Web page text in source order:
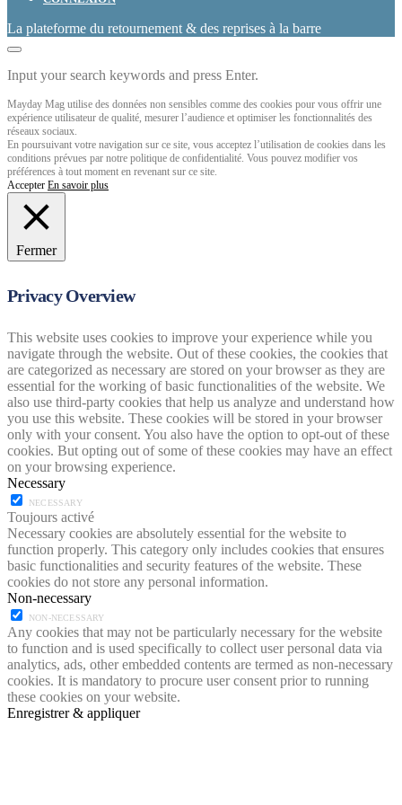
La plateforme du retournement & des reprises à la barre
Input your search keywords and press Enter.
Mayday Mag utilise des données non sensibles comme des cookies pour vous offrir une
expérience utilisateur de qualité, mesurer l’audience et optimiser les fonctionnalités des
réseaux sociaux.
En poursuivant votre navigation sur ce site, vous acceptez l’utilisation de cookies dans les
conditions prévues par notre politique de confidentialité. Vous pouvez modifier vos
préférences à tout moment en revenant sur ce site.
Accepter En savoir plus
Fermer
Privacy Overview
This website uses cookies to improve your experience while you
navigate through the website. Out of these cookies, the cookies that
are categorized as necessary are stored on your browser as they are
essential for the working of basic functionalities of the website. We
also use third-party cookies that help us analyze and understand how
you use this website. These cookies will be stored in your browser
only with your consent. You also have the option to opt-out of these
cookies. But opting out of some of these cookies may have an effect
on your browsing experience.
Necessary
NECESSARY
Toujours activé
Necessary cookies are absolutely essential for the website to
function properly. This category only includes cookies that ensures
basic functionalities and security features of the website. These
cookies do not store any personal information.
Non-necessary
NON-NECESSARY
Any cookies that may not be particularly necessary for the website
to function and is used specifically to collect user personal data via
analytics, ads, other embedded contents are termed as non-necessary
cookies. It is mandatory to procure user consent prior to running
these cookies on your website.
Enregistrer & appliquer